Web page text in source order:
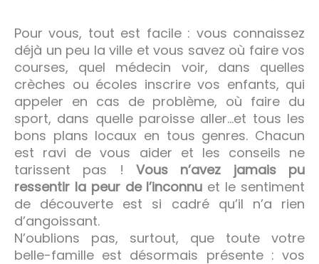
Pour vous, tout est facile : vous connaissez
déjà un peu la ville et vous savez où faire vos
courses, quel médecin voir, dans quelles
crèches ou écoles inscrire vos enfants, qui
appeler en cas de problème, où faire du
sport, dans quelle paroisse aller…et tous les
bons plans locaux en tous genres. Chacun
est ravi de vous aider et les conseils ne
tarissent pas ! Vous n’avez jamais pu
ressentir la peur de l’inconnu et le sentiment
de découverte est si cadré qu’il n’a rien
d’angoissant.
N’oublions pas, surtout, que toute votre
belle-famille est désormais présente : vos